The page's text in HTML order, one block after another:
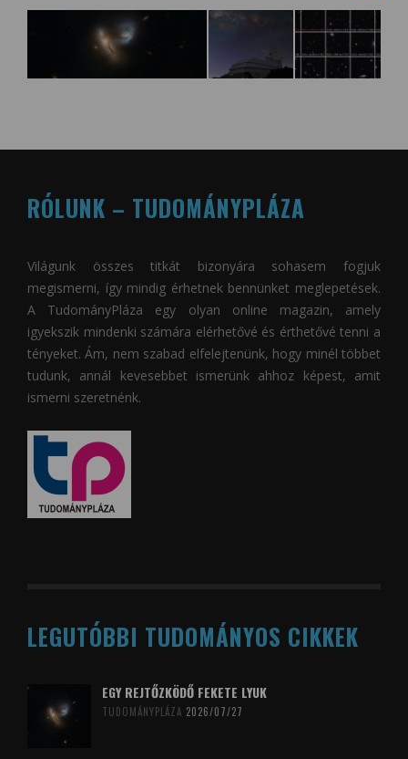
RÓLUNK – TUDOMÁNYPLÁZA
Világunk összes titkát bizonyára sohasem fogjuk
megismerni, így mindig érhetnek bennünket meglepetések.
A TudományPláza egy olyan online magazin, amely
igyekszik mindenki számára elérhetővé és érthetővé tenni a
tényeket. Ám, nem szabad elfelejtenünk, hogy minél többet
tudunk, annál kevesebbet ismerünk ahhoz képest, amit
ismerni szeretnénk.
LEGUTÓBBI TUDOMÁNYOS CIKKEK
EGY REJTŐZKÖDŐ FEKETE LYUK
TUDOMÁNYPLÁZA 2026/07/27